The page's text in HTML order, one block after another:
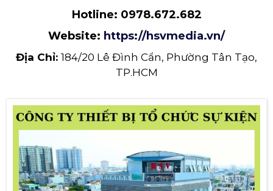
Hotline: 0978.672.682
Website: https://hsvmedia.vn/
Địa Chỉ: 184/20 Lê Đình Cẩn, Phường Tân Tạo,
TP.HCM